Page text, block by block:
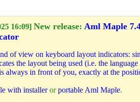
16:09] New release: Aml Maple
of view on keyboard layout indicators:
the layout being used (i.e. the
always in front of you, exactly at the
with installerorportable Aml Maple.